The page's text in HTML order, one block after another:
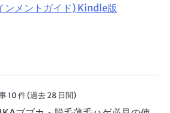
ンメントガイド) Kindle版
10 件 (過去 28 日間)